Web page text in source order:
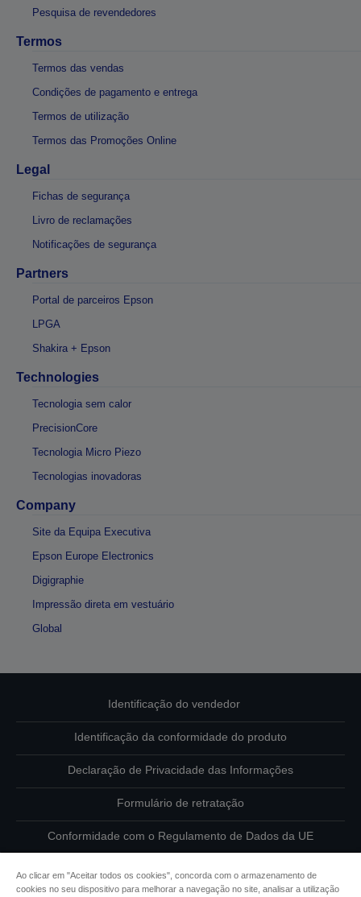
Pesquisa de revendedores
Termos
Termos das vendas
Condições de pagamento e entrega
Termos de utilização
Termos das Promoções Online
Legal
Fichas de segurança
Livro de reclamações
Notificações de segurança
Partners
Portal de parceiros Epson
LPGA
Shakira + Epson
Technologies
Tecnologia sem calor
PrecisionCore
Tecnologia Micro Piezo
Tecnologias inovadoras
Company
Site da Equipa Executiva
Epson Europe Electronics
Digigraphie
Impressão direta em vestuário
Global
Identificação do vendedor
Identificação da conformidade do produto
Declaração de Privacidade das Informações
Formulário de retratação
Conformidade com o Regulamento de Dados da UE
Ao clicar em "Aceitar todos os cookies", concorda com o armazenamento de
cookies no seu dispositivo para melhorar a navegação no site, analisar a utilização